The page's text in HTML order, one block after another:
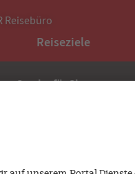
Reisebüro
Reiseziele
Service für Sie
verkaufen